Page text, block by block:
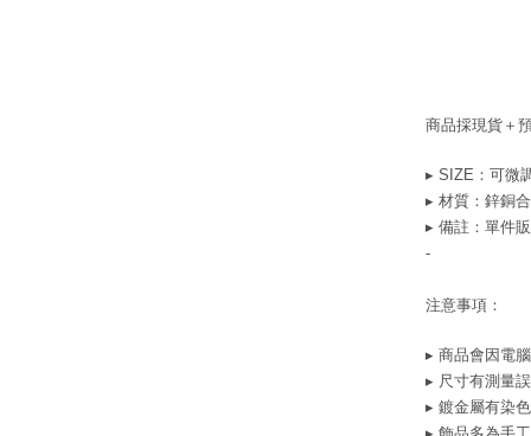
商品採現貨＋
▸ SIZE： 可微
▸ 材質：鋅銅
▸ 備註：單件
-
注意事項：
▸ 商品會因電
▸ 尺寸有測量
▸ 鍍金屬有染